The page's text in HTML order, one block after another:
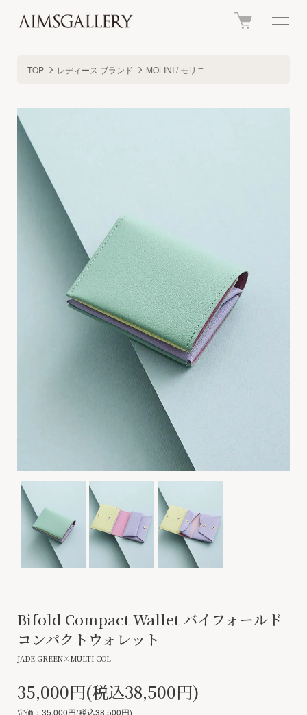
TOP レディース ブランド MOLINI / モリニ
Bifold Compact Wallet バイフォールド
コンパクトウォレット
JADE GREEN×MULTI COL
35,000円(税込38,500円)
定価：35,000円(税込38,500円)